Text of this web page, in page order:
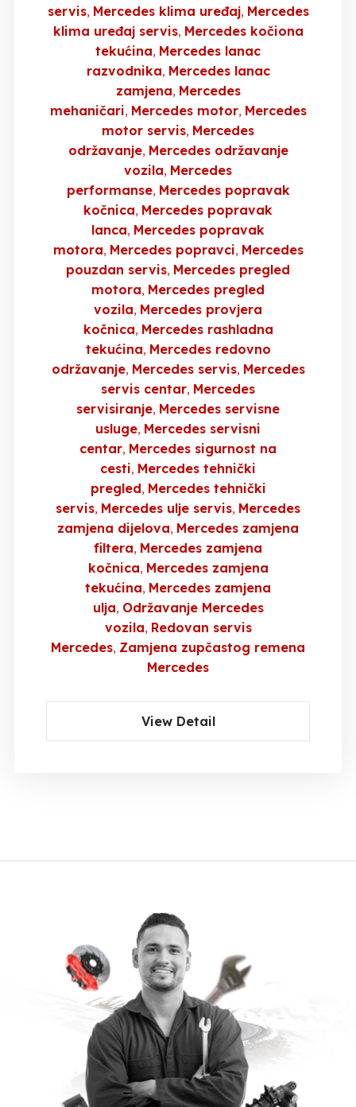
servis Mercedes klima uređaj Mercedes
klima uređaj servis Mercedes kočiona
tekućina Mercedes lanac
razvodnika Mercedes lanac
zamjena Mercedes
mehaničari Mercedes motor Mercedes
motor servis Mercedes
održavanje Mercedes održavanje
vozila Mercedes
performanse Mercedes popravak
kočnica Mercedes popravak
lanca Mercedes popravak
motora Mercedes popravci Mercedes
pouzdan servis Mercedes pregled
motora Mercedes pregled
vozila Mercedes provjera
kočnica Mercedes rashladna
tekućina Mercedes redovno
održavanje Mercedes servis Mercedes
servis centar Mercedes
servisiranje Mercedes servisne
usluge Mercedes servisni
centar Mercedes sigurnost na
cesti Mercedes tehnički
pregled Mercedes tehnički
servis Mercedes ulje servis Mercedes
zamjena dijelova Mercedes zamjena
filtera Mercedes zamjena
kočnica Mercedes zamjena
tekućina Mercedes zamjena
ulja Održavanje Mercedes
vozila Redovan servis
Mercedes Zamjena zupčastog remena
Mercedes
View Detail